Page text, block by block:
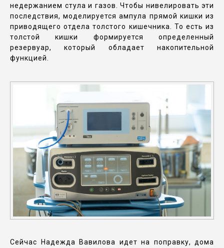
недержанием стула и газов. Чтобы нивелировать эти
последствия, моделируется ампула прямой кишки из
приводящего отдела толстого кишечника. То есть из
толстой кишки формируется определенный
резервуар, который обладает накопительной
функцией.
Сейчас Надежда Вавилова идет на поправку, дома